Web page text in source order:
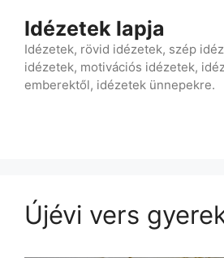
tartalomba
Idézetek lapja
Idézetek, rövid idézetek, szép
idézetek, motivációs idézetek,
emberektől, idézetek ünnepekre.
Újévi vers